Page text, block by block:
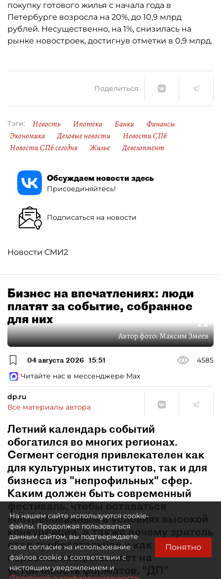
покупку готового жилья с начала года в
Петербурге возросла на 20%, до 10,9 млрд
рублей. Несущественно, на 1%, снизилась на
рынке новостроек, достигнув отметки в 0,9 млрд.
Поделиться:
Тэги: Новость Ипотека Банки
Финансы
Экономика
Деловые новости
Новости СПб
Новости СПб сегодня
Жилье Девелопмент
Обсуждаем новости здесь
Присоединяйтесь!
Подписаться на новости
Новости СМИ2
Бизнес на впечатлениях: люди
платят за событие, собранное
для них
Автор фото:Максим Змеев
04 августа 2026 15:51
4585
Читайте нас в мессенджере Max
dp.ru
Все материалы автора
Летний календарь событий
обогатился во многих регионах.
Сегмент сегодня привлекателен как
для культурных институтов, так и для
бизнеса из "непрофильных" сфер.
Каким должен быть современный
фестиваль, чтобы оставаться
востребованным в условиях высокой
конкуренции, а также почему зритель
стал требовательнее и как
персонализация влияет на
устойчивость форматов, "ДП"
На нашем сайте используются cookie-
файлы. Продолжая пользоваться
данным сайтом, вы подтверждаете
свое согласие на использование
файлов cookie в соответствии с
настоящим уведомлением и
Понятно